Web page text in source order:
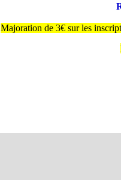
Majoration de 3€ sur les